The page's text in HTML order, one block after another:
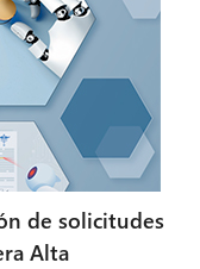
de solicitudes
Alta